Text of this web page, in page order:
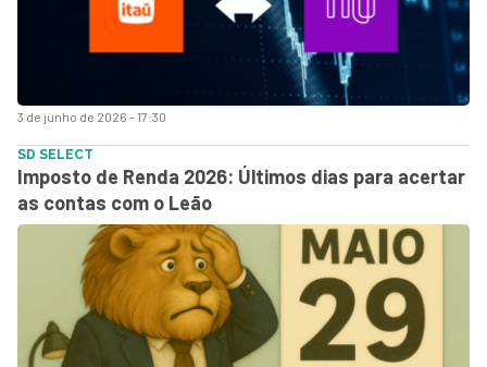
3 de junho de 2026 - 17:30
SD SELECT
Imposto de Renda 2026: Últimos dias para acertar
as contas com o Leão